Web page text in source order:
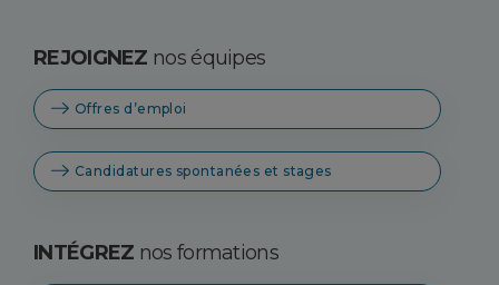
REJOIGNEZ nos équipes
Offres d’emploi
Candidatures spontanées et stages
INTÉGREZ nos formations